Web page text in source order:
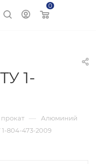
0
1-
— Алюминий
804-473-2009